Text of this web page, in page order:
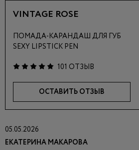
VINTAGE ROSE
ПОМАДА-КАРАНДАШ ДЛЯ ГУБ
SEXY LIPSTICK PEN
101 ОТЗЫВ
ОСТАВИТЬ ОТЗЫВ
05.05.2026
ЕКАТЕРИНА МАКАРОВА